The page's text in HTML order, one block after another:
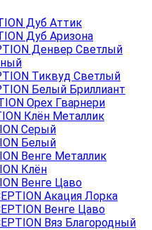
Дуб Аттик
Дуб Аризона
Денвер Светлый
Тиквуд Светлый
Белый Бриллиант
Орех Гварнери
Клён Металлик
Серый
Белый
Венге Металлик
Клён
Венге Цаво
Акация Лорка
Венге Цаво
Вяз Благородный